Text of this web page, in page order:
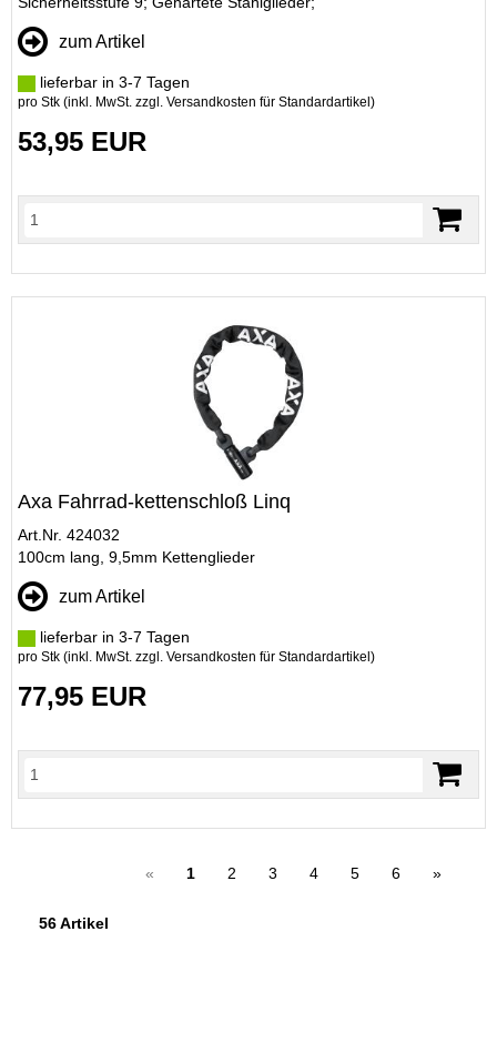
zum Artikel
lieferbar in 3-7 Tagen
pro Stk (inkl. MwSt. zzgl. Versandkosten für Standardartikel )
53,95 EUR
Axa Fahrrad-kettenschloß Linq
Art.Nr. 424032
100cm lang, 9,5mm Kettenglieder
zum Artikel
lieferbar in 3-7 Tagen
pro Stk (inkl. MwSt. zzgl. Versandkosten für Standardartikel )
77,95 EUR
« 1 2 3 4 5 6 »
56 Artikel